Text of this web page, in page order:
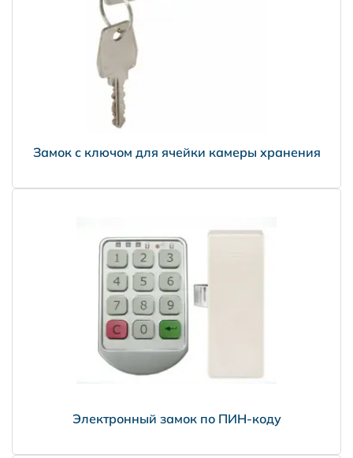
Доставка за рубеж
Замок с ключом для ячейки камеры хранения
Электронный замок по ПИН-коду